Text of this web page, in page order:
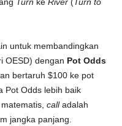
untuk membandingkan
OESD) dengan Pot Odds
bertaruh $100 ke pot
Pot Odds lebih baik
calladalah
jangka panjang.